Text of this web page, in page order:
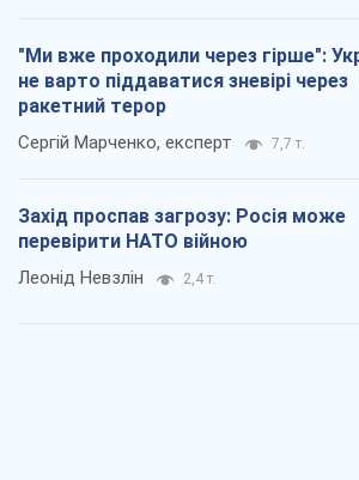
"Ми вже проходили через гірше":
не варто піддаватися зневірі через
ракетний терор
Сергій Марченко, експерт 7,7 т.
Захід проспав загрозу: Росія може
перевірити НАТО війною
Леонід Невзлін 2,4 т.